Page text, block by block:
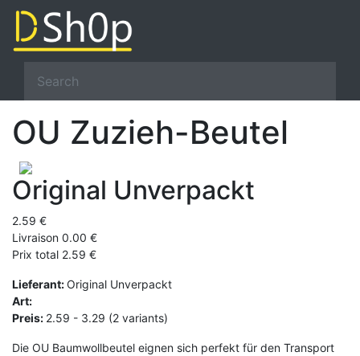
OU Zuzieh-Beutel
Original Unverpackt
2.59 €
Livraison 0.00 €
Prix total 2.59 €
Lieferant:Original Unverpackt
Art:
Preis: 2.59 - 3.29 (2 variants)
Die OU Baumwollbeutel eignen sich perfekt für den Transport